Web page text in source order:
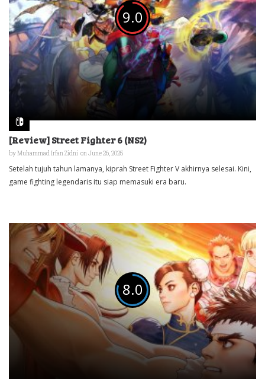
9.0
[Review] Street Fighter 6 (NS2)
byMuhammad Irfan Zidni on June 26, 2025
Setelah tujuh tahun lamanya, kiprah Street Fighter V akhirnya selesai. Kini,
game fighting legendaris itu siap memasuki era baru.
8.0